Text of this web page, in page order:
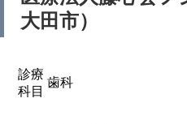
大田市）
診療
科目
歯科